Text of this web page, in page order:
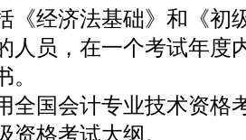
经济法基础》和《初
人员，在一个考试年度
国会计专业技术资格
资格考试大纲。